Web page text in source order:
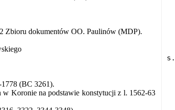
Zbioru dokumentów OO. Paulinów (MDP).
(BC 3261).
Koronie na podstawie konstytucji z l. 1562-63